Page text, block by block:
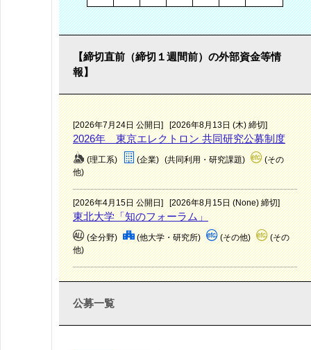
【締切直前（締切１週間前）の外部資金等情
報】
[2026年7月24日 公開日] [2026年8月13日 (木) 締切]
2026年 東京エレクトロン 共同研究公募制度
(理工系) (企業) (共同利用・研究課題)
(その
他)
[2026年4月15日 公開日] [2026年8月15日 (None) 締切]
東北大学「知のフォーラム」
(全分野) (他大学・研究所) (その他)
(その
他)
公募一覧